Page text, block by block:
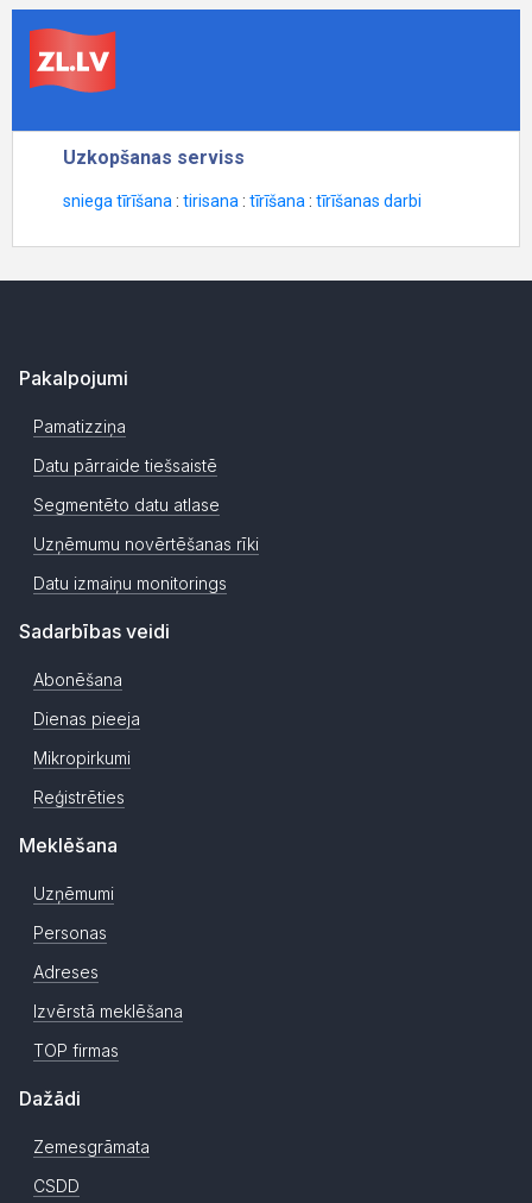
Pakalpojumi
Pamatizziņa
Datu pārraide tiešsaistē
Segmentēto datu atlase
Uzņēmumu novērtēšanas rīki
Datu izmaiņu monitorings
Sadarbības veidi
Abonēšana
Dienas pieeja
Mikropirkumi
Reģistrēties
Meklēšana
Uzņēmumi
Personas
Adreses
Izvērstā meklēšana
TOP firmas
Dažādi
Zemesgrāmata
CSDD